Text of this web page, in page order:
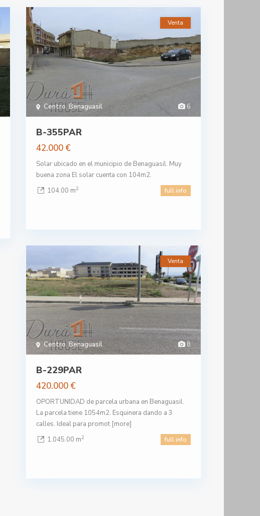
6
Centro, Benaguasil
Venta
B-355PAR
42.000 €
Solar ubicado en el municipio de Benaguasil. Muy
buena zona El solar cuenta con 104m2.
104.00 m2 full info
8
Centro,Benaguasil
Venta
B-229PAR
420.000 €
OPORTUNIDAD de parcela urbana en Benaguasil.
La parcela tiene 1054m2. Esquinera dando a 3
calles. Ideal para promot [more]
1.045.00 m2 full info